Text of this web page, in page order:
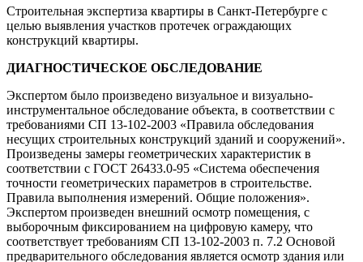
Строительная экспертиза квартиры в Санкт-Петербурге с
целью выявления участков протечек ограждающих
конструкций квартиры.
ДИАГНОСТИЧЕСКОЕ ОБСЛЕДОВАНИЕ
Экспертом было произведено визуальное и визуально-
инструментальное обследование объекта, в соответствии с
требованиями СП 13-102-2003 «Правила обследования
несущих строительных конструкций зданий и сооружений».
Произведены замеры геометрических характеристик в
соответствии с ГОСТ 26433.0-95 «Система обеспечения
точности геометрических параметров в строительстве.
Правила выполнения измерений. Общие положения».
Экспертом произведен внешний осмотр помещения, с
выборочным фиксированием на цифровую камеру, что
соответствует требованиям СП 13-102-2003 п. 7.2 Основой
предварительного обследования является осмотр здания или